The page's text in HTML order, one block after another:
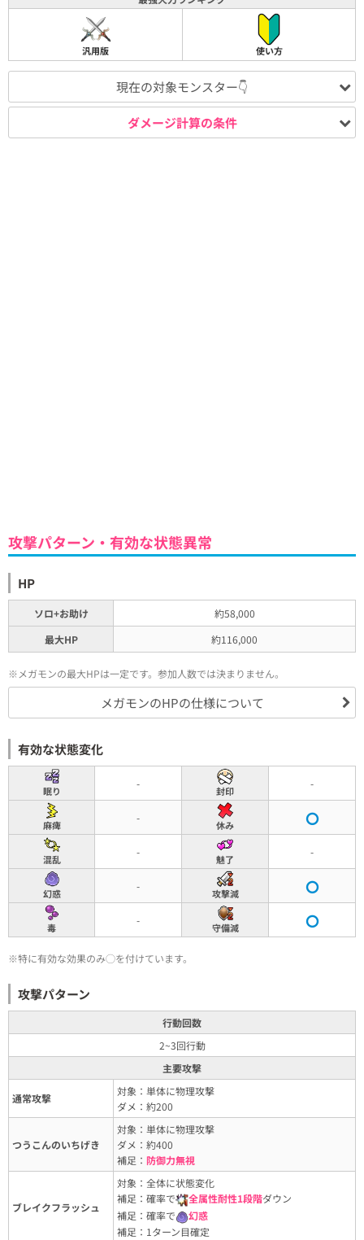
汎用版 使い方
現在の対象モンスター👇
ダメージ計算の条件
攻撃パターン・有効な状態異常
HP
ソロ+お助け
約58,000
最大HP
約116,000
※メガモンの最大HPは一定です。参加人数では決まりません。
メガモンのHPの仕様について
有効な状態変化
眠り
-
封印
-
麻痺
-
休み
混乱
-
魅了
-
幻惑
-
攻撃減
毒
-
守備減
※特に有効な効果のみ◯を付けています。
攻撃パターン
行動回数
2~3回行動
主要攻撃
通常攻撃
対象：単体に物理攻撃
ダメ：約200
つうこんのいちげき
対象：単体に物理攻撃
ダメ：約400
補足： 防御力無視
ブレイクフラッシュ
対象：全体に状態変化
補足：確率で
全属性耐性1段階ダウン
補足：確率で
幻惑
補足：1ターン目確定